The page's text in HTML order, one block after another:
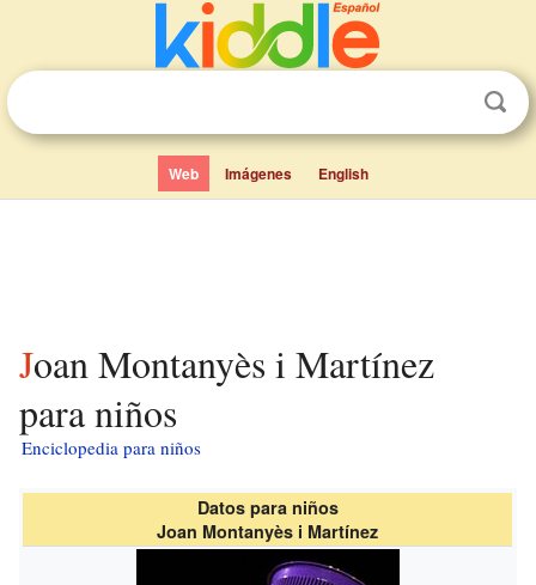
Web Imágenes English
Joan Montanyès i Martínez
para niños
Enciclopedia para niños
Datos para niños
Joan Montanyès i Martínez